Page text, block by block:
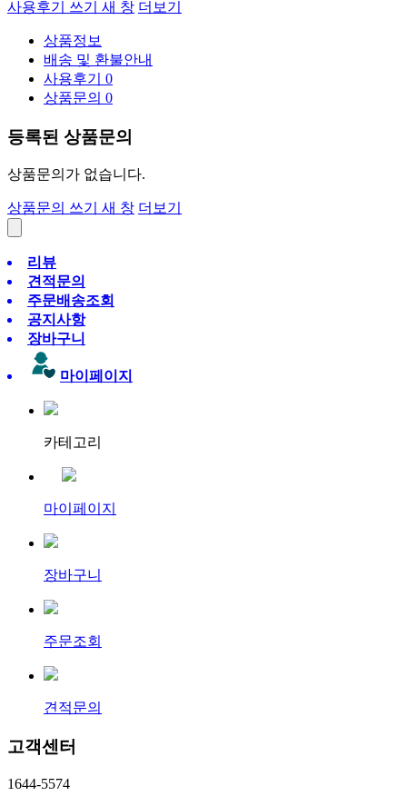
사용후기 쓰기 새 창 더보기
상품정보
배송 및 환불안내
사용후기 0
상품문의 0
등록된 상품문의
상품문의가 없습니다.
상품문의 쓰기 새 창 더보기
리뷰
견적문의
주문배송조회
공지사항
장바구니
마이페이지
카테고리
마이페이지
장바구니
주문조회
견적문의
고객센터
1644-5574